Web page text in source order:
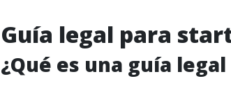
Guía legal para
¿Qué es una guía